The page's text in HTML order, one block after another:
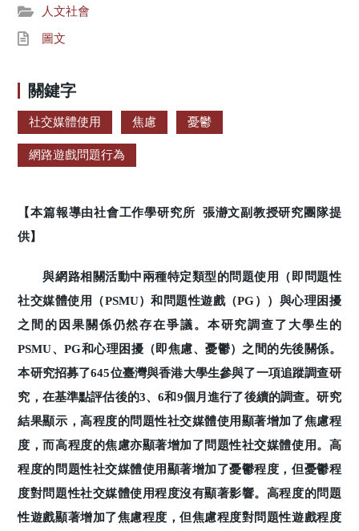
人文社會
圖文
關鍵字
社交媒體使用 焦慮 憂鬱
網路遊戲問題行為
【本篇報導由社會工作學研究所 張瀞文副教授研究團隊提
供】
與網路相關活動中兩種特定類型的問題使用（即問題性
社交媒體使用（PSMU）和問題性遊戲（PG））與心理困擾
之間的因果關係仍然存在爭議。本研究調查了大學生的
PSMU、PG和心理困擾（即焦慮、憂鬱）之間的先後關係。
本研究招募了645位臺灣與香港大學生參與了一項追蹤調查研
究，在基準點評估後的3、6和9個月進行了後續的調查。研究
結果顯示，高程度的問題性社交媒體使用顯著增加了焦慮程
度，而高程度的焦慮亦顯著增加了問題性社交媒體使用。高
程度的問題性社交媒體使用顯著增加了憂鬱程度，但憂鬱程
度對問題性社交媒體使用程度沒有顯著影響。高程度的問題
性遊戲顯著增加了焦慮程度，但焦慮程度對問題性遊戲程度